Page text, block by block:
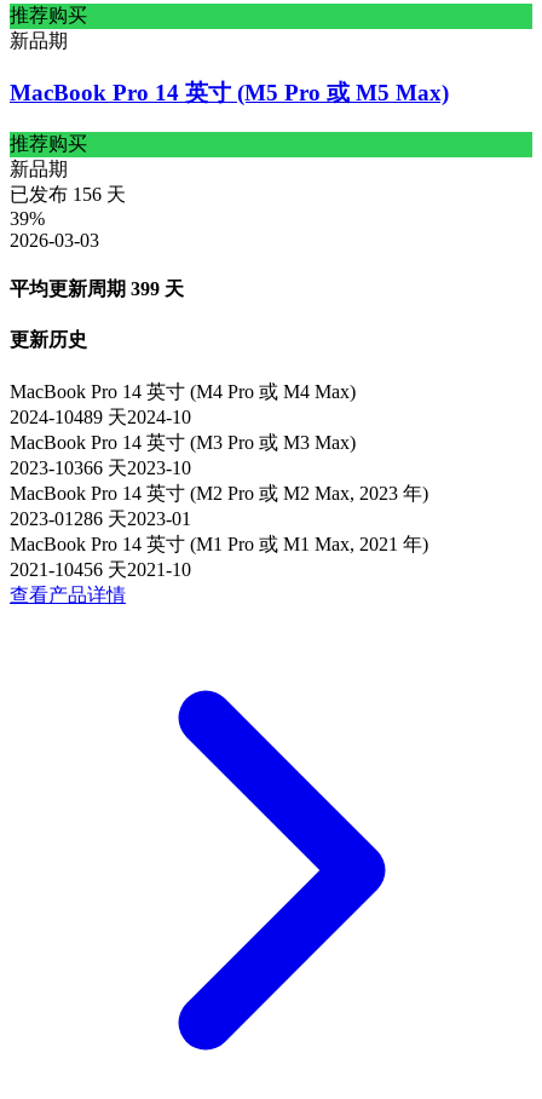
推荐购买
新品期
MacBook Pro 14 英寸 (M5 Pro 或 M5 Max)
推荐购买
新品期
已发布 156 天
39%
2026-03-03
平均更新周期 399 天
更新历史
MacBook Pro 14 英寸 (M4 Pro 或 M4 Max)
2024-10489 天2024-10
MacBook Pro 14 英寸 (M3 Pro 或 M3 Max)
2023-10366 天2023-10
MacBook Pro 14 英寸 (M2 Pro 或 M2 Max, 2023 年)
2023-01 286 天2023-01
MacBook Pro 14 英寸 (M1 Pro 或 M1 Max, 2021 年)
2021-10456 天2021-10
查看产品详情